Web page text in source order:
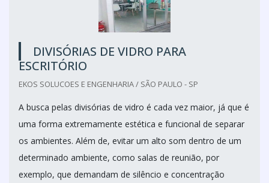
DIVISÓRIAS DE VIDRO PARA
ESCRITÓRIO
EKOS SOLUCOES E ENGENHARIA / SÃO PAULO - SP
A busca pelas divisórias de vidro é cada vez maior, já que é
uma forma extremamente estética e funcional de separar
os ambientes. Além de, evitar um alto som dentro de um
determinado ambiente, como salas de reunião, por
exemplo, que demandam de silêncio e concentração